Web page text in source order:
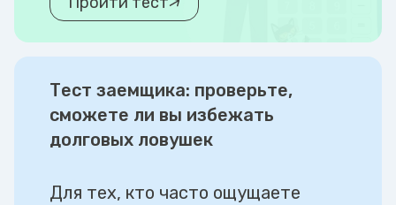
Тест заемщика: проверьте,
сможете ли вы избежать
долговых ловушек
Для тех, кто часто ощущаете